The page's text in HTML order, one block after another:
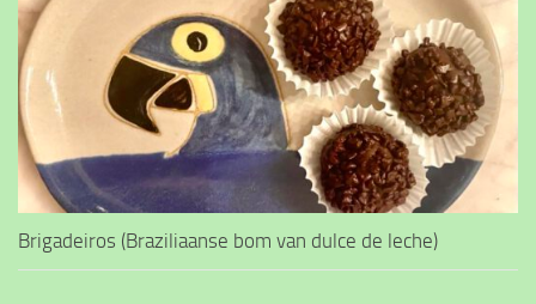
Brigadeiros (Braziliaanse bom van dulce de leche)